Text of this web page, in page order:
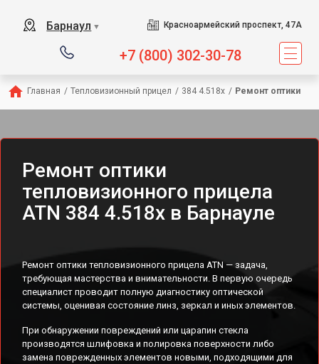
Барнаул ▼ Красноармейский проспект, 47А
+7 (800) 302-30-78
Главная / Тепловизионный прицел / 384 4.518x / Ремонт оптики
Ремонт оптики
тепловизионного прицела
ATN 384 4.518x в Барнауле
Ремонт оптики тепловизионного прицела ATN — задача,
требующая мастерства и внимательности. В первую очередь
специалист проводит полную диагностику оптической
системы, оценивая состояние линз, зеркал и иных элементов.
При обнаружении повреждений или царапин стекла
производятся шлифовка и полировка поверхности либо
замена поврежденных элементов новыми, подходящими для